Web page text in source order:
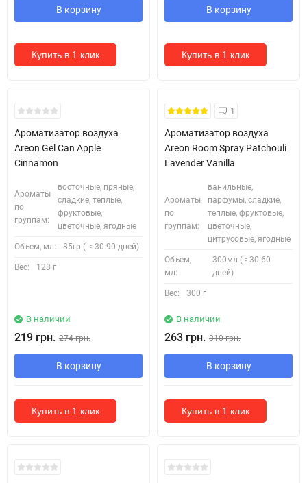
В корзину
Купить в 1 клик
В корзину
Купить в 1 клик
Ароматизатор воздуха
Areon Gel Can Apple
Cinnamon
Ароматы
по
группам:
восточные, пряные,
сладкие, теплые,
фруктовые,
цветочные, ягодные
Объем, мл: 85гр ( ≈ 30-90 дней)
Вес: 128 г
В наличии
219 грн. 274 грн.
В корзину
Купить в 1 клик
1
Ароматизатор воздуха
Areon Room Spray Patchouli
Lavender Vanilla
Ароматы
по
группам:
ванильные,
парфумы, сладкие,
теплые, фруктовые,
цветочные,
цитрусовые, ягодные
Объем,
мл:
300мл (≈ 30-60
дней)
Вес: 300 г
В наличии
263 грн. 310 грн.
В корзину
Купить в 1 клик